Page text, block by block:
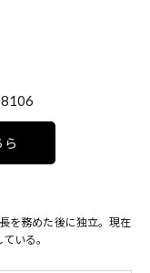
ら
を務めた後に独立。現在
いる。